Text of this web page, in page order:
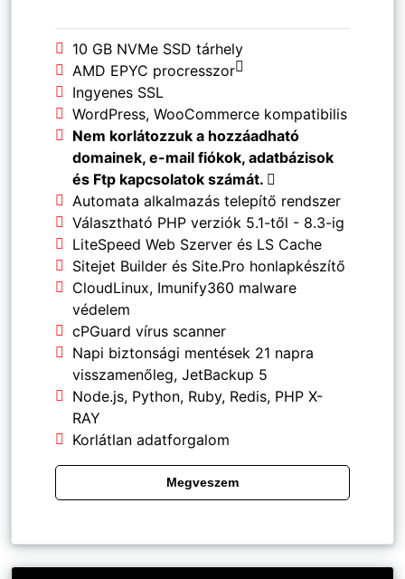
10 GB NVMe SSD tárhely
AMD EPYC procresszor
Ingyenes SSL
WordPress, WooCommerce kompatibilis
Nem korlátozzuk a hozzáadható
domainek, e-mail fiókok, adatbázisok
és Ftp kapcsolatok számát.
Automata alkalmazás telepítő rendszer
Választható PHP verziók 5.1-től - 8.3-ig
LiteSpeed Web Szerver és LS Cache
Sitejet Builder és Site.Pro honlapkészítő
CloudLinux, Imunify360 malware
védelem
cPGuard vírus scanner
Napi biztonsági mentések 21 napra
visszamenőleg, JetBackup 5
Node.js, Python, Ruby, Redis, PHP X-
RAY
Korlátlan adatforgalom
Megveszem